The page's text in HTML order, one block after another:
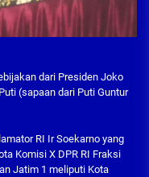
dari Presiden Joko
(sapaan dari Puti Guntur
RI Ir Soekarno yang
Komisi X DPR RI Fraksi
Jatim 1 meliputi Kota